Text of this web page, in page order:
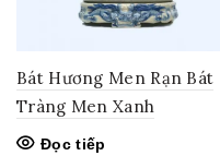
Bát Hương Men Rạn Bát
Tràng Men Xanh
Đọc tiếp